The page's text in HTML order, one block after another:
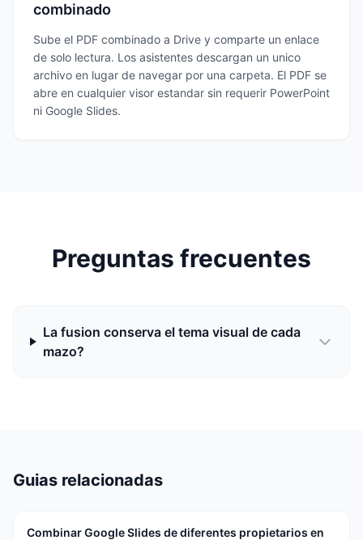
combinado
Sube el PDF combinado a Drive y comparte un enlace
de solo lectura. Los asistentes descargan un unico
archivo en lugar de navegar por una carpeta. El PDF se
abre en cualquier visor estandar sin requerir PowerPoint
ni Google Slides.
Preguntas frecuentes
La fusion conserva el tema visual de cada
mazo?
Guias relacionadas
Combinar Google Slides de diferentes propietarios en